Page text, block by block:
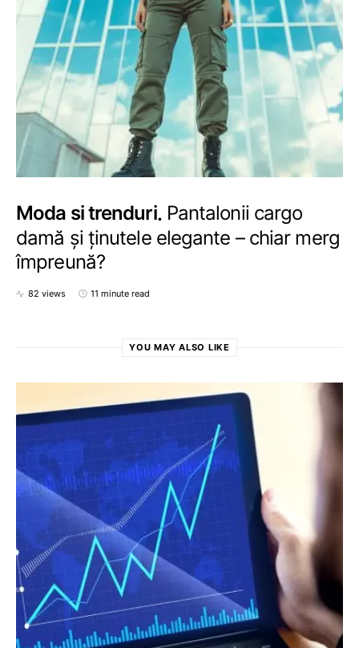
Moda si trenduri Pantalonii cargo
damă și ținutele elegante – chiar merg
împreună?
82 views 11 minute read
YOU MAY ALSO LIKE